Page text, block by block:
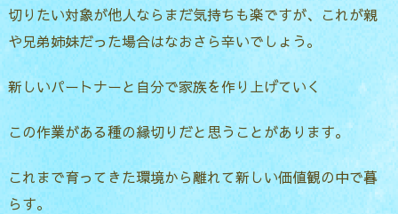
切りたい対象が他人ならまだ気持ちも楽ですが、これが親
や兄弟姉妹だった場合はなおさら辛いでしょう。
新しいパートナーと自分で家族を作り上げていく
この作業がある種の縁切りだと思うことがあります。
これまで育ってきた環境から離れて新しい価値観の中で暮
らす。